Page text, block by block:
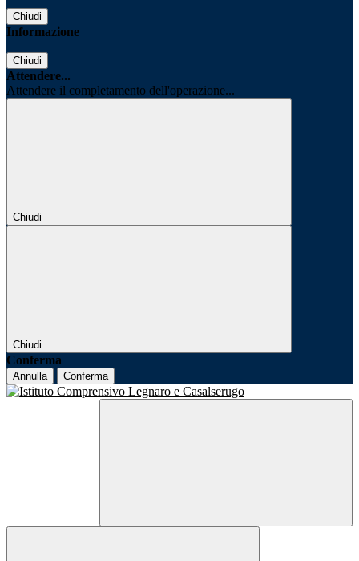
Chiudi
Informazione
Chiudi
Attendere...
Attendere il completamento dell'operazione...
Chiudi
Chiudi
Conferma
Annulla Conferma